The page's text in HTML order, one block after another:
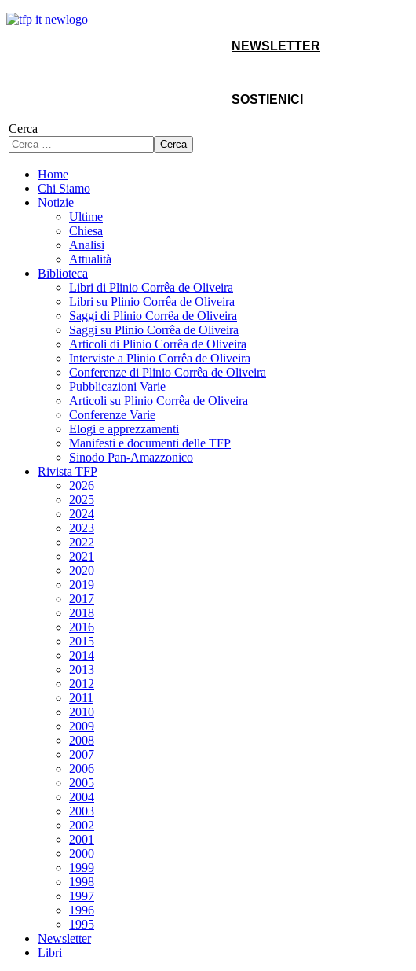
NEWSLETTER
SOSTIENICI
Cerca
Cerca
Home
Chi Siamo
Notizie
Ultime
Chiesa
Analisi
Attualità
Biblioteca
Libri di Plinio Corrêa de Oliveira
Libri su Plinio Corrêa de Oliveira
Saggi di Plinio Corrêa de Oliveira
Saggi su Plinio Corrêa de Oliveira
Articoli di Plinio Corrêa de Oliveira
Interviste a Plinio Corrêa de Oliveira
Conferenze di Plinio Corrêa de Oliveira
Pubblicazioni Varie
Articoli su Plinio Corrêa de Oliveira
Conferenze Varie
Elogi e apprezzamenti
Manifesti e documenti delle TFP
Sinodo Pan-Amazzonico
Rivista TFP
2026
2025
2024
2023
2022
2021
2020
2019
2017
2018
2016
2015
2014
2013
2012
2011
2010
2009
2008
2007
2006
2005
2004
2003
2002
2001
2000
1999
1998
1997
1996
1995
Newsletter
Libri